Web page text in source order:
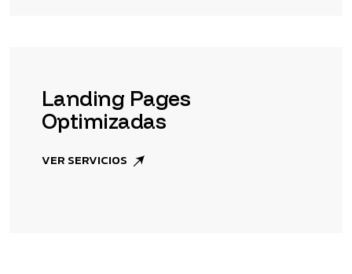
Landing Pages
Optimizadas
VER SERVICIOS